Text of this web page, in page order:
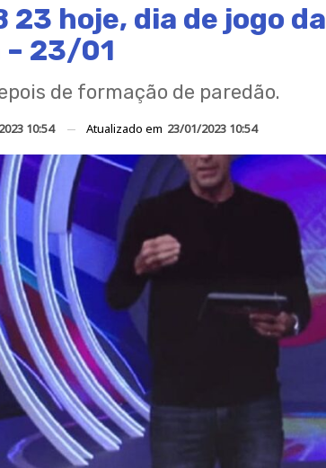
23 hoje, dia de jogo da
23/01
de formação de paredão.
10:54 Atualizado em 23/01/2023 10:54